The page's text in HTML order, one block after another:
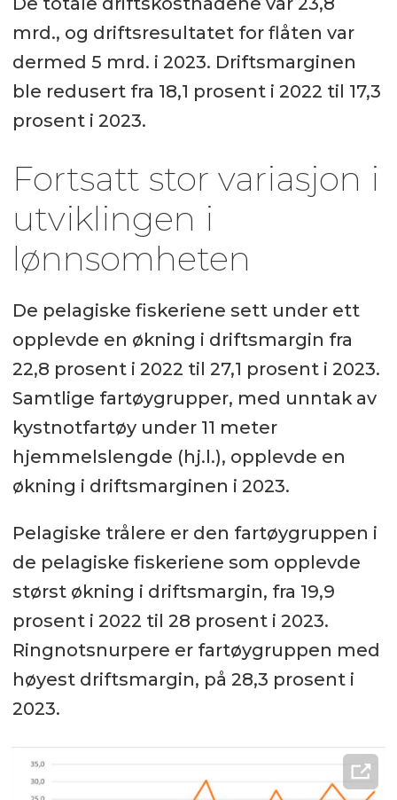
reduksjon.
Oppsummeringen er generert av
Labrador AI, men gjennomlest av en
mrd., og driftsresultatet for flåten var
dermed 5 mrd. i 2023. Driftsmarginen
ble redusert fra 18,1 prosent i 2022 til 17,3
prosent i 2023.
Fortsatt stor variasjon i
utviklingen i
lønnsomheten
De pelagiske fiskeriene sett under ett
opplevde en økning i driftsmargin fra
22,8 prosent i 2022 til 27,1 prosent i 2023.
Samtlige fartøygrupper, med unntak av
kystnotfartøy under 11 meter
hjemmelslengde (hj.l.), opplevde en
økning i driftsmarginen i 2023.
Pelagiske trålere er den fartøygruppen i
de pelagiske fiskeriene som opplevde
størst økning i driftsmargin, fra 19,9
prosent i 2022 til 28 prosent i 2023.
Ringnotsnurpere er fartøygruppen med
høyest driftsmargin, på 28,3 prosent i
2023.